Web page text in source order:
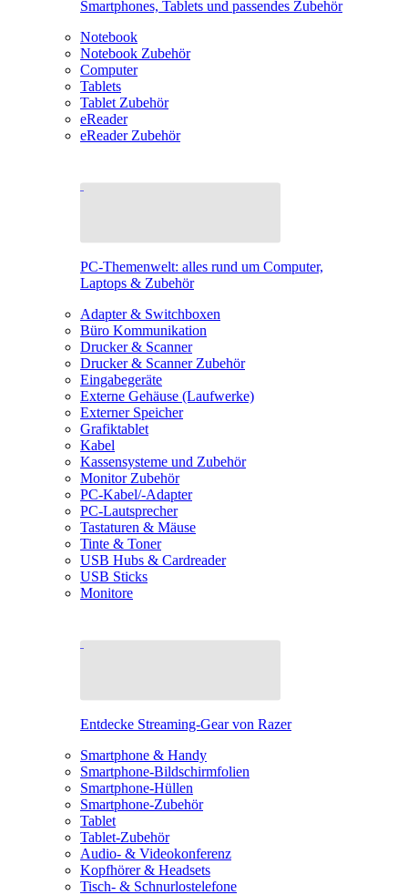
Smartphones, Tablets und passendes Zubehör
Notebook
Notebook Zubehör
Computer
Tablets
Tablet Zubehör
eReader
eReader Zubehör
PC-Themenwelt: alles rund um Computer,
Laptops & Zubehör
Adapter & Switchboxen
Büro Kommunikation
Drucker & Scanner
Drucker & Scanner Zubehör
Eingabegeräte
Externe Gehäuse (Laufwerke)
Externer Speicher
Grafiktablet
Kabel
Kassensysteme und Zubehör
Monitor Zubehör
PC-Kabel/-Adapter
PC-Lautsprecher
Tastaturen & Mäuse
Tinte & Toner
USB Hubs & Cardreader
USB Sticks
Monitore
Entdecke Streaming-Gear von Razer
Smartphone & Handy
Smartphone-Bildschirmfolien
Smartphone-Hüllen
Smartphone-Zubehör
Tablet
Tablet-Zubehör
Audio- & Videokonferenz
Kopfhörer & Headsets
Tisch- & Schnurlostelefone